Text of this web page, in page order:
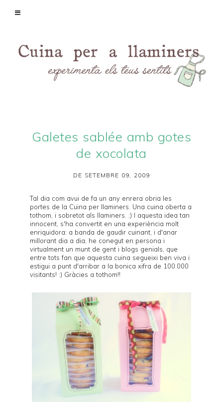
Galetes sablée amb gotes
de xocolata
DE SETEMBRE 09, 2009
Tal dia com avui de fa un any enrera obria les
portes de la Cuina per llaminers . Una cuina oberta a
tothom, i sobretot als llaminers. ;) I aquesta idea tan
innocent, s'ha convertit en una experiència molt
enriquidora: a banda de gaudir cuinant, i d'anar
millorant dia a dia, he conegut en persona i
virtualment un munt de gent i blogs genials, que
entre tots fan que aquesta cuina segueixi ben viva i
estigui a punt d'arribar a la bonica xifra de 100.000
visitants! :) Gràcies a tothom!!